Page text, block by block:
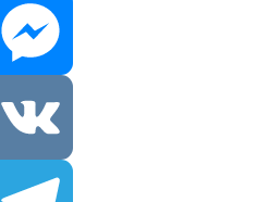
LinkedIn
Messenger